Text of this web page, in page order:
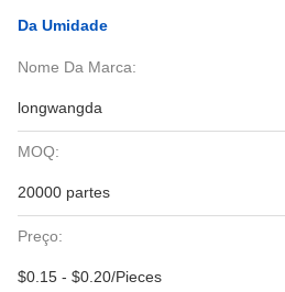
Da Umidade
Nome Da Marca:
longwangda
MOQ:
20000 partes
Preço:
$0.15 - $0.20/Pieces